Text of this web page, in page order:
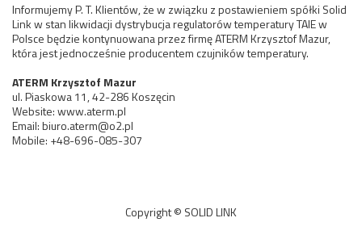
Informujemy P. T. Klientów, że w związku z postawieniem spółki Solid
Link w stan likwidacji dystrybucja regulatorów temperatury TAIE w
Polsce będzie kontynuowana przez firmę ATERM Krzysztof Mazur,
która jest jednocześnie producentem czujników temperatury.
ATERM Krzysztof Mazur
ul. Piaskowa 11, 42-286 Koszęcin
Website: www.aterm.pl
Email: biuro.aterm@o2.pl
Mobile: +48-696-085-307
Copyright © SOLID LINK